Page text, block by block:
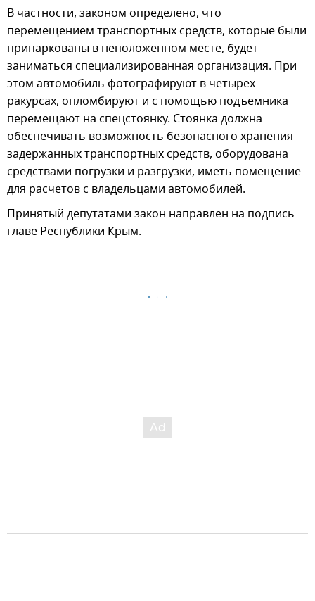
В частности, законом определено, что
перемещением транспортных средств, которые были
припаркованы в неположенном месте, будет
заниматься специализированная организация. При
этом автомобиль фотографируют в четырех
ракурсах, опломбируют и с помощью подъемника
перемещают на спецстоянку. Стоянка должна
обеспечивать возможность безопасного хранения
задержанных транспортных средств, оборудована
средствами погрузки и разгрузки, иметь помещение
для расчетов с владельцами автомобилей.
Принятый депутатами закон направлен на подпись
главе Республики Крым.